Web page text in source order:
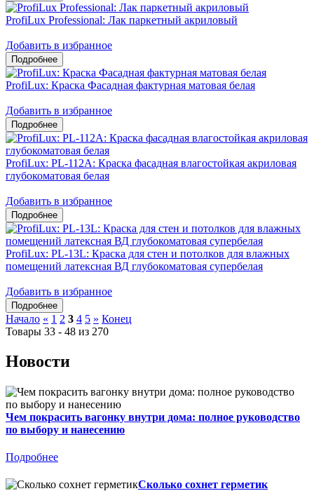
ProfiLux Professional: Лак паркетный акриловый
Добавить в избранное
ProfiLux: Краска Фасадная фактурная матовая белая
Добавить в избранное
ProfiLux: PL-112А: Краска фасадная влагостойкая акриловая
глубокоматовая белая
Добавить в избранное
ProfiLux: PL-13L: Краска для стен и потолков для влажных
помещений латексная ВД глубокоматовая супербелая
Добавить в избранное
Начало « 1 2 3 4 5 » Конец
Товары 33 - 48 из 270
Новости
Чем покрасить вагонку внутри дома: полное руководство
по выбору и нанесению
Подробнее
Сколько сохнет герметик